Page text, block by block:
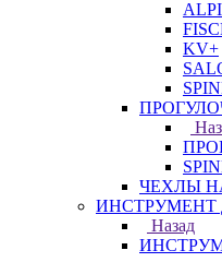
KV+
ЧЕХЛЫ
Назад